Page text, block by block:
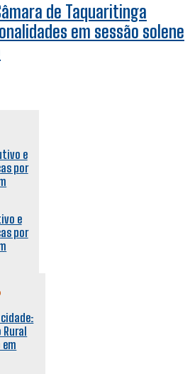
de Taquaritinga
em sessão solene
e
por